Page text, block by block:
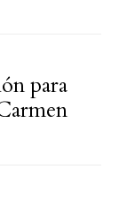
para